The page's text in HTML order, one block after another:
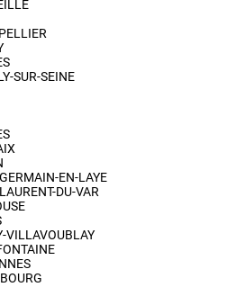
SUR-SEINE
EN-LAYE
DU-VAR
VILLAVOUBLAY